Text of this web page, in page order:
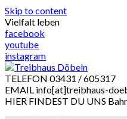
Skip to content
Vielfalt leben
facebook
youtube
instagram
TELEFON 03431 / 605317
EMAIL info[at]treibhaus-
HIER FINDEST DU UNS